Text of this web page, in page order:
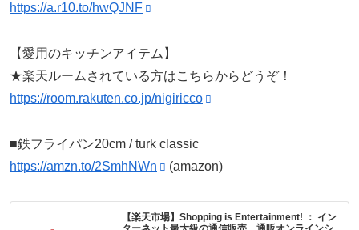
https://a.r10.to/hwQJNF
【愛用のキッチンアイテム】
★楽天ルームされている方はこちらからどうぞ！
https://room.rakuten.co.jp/nigiricco
■鉄フライパン20cm / turk classic
https://amzn.to/2SmhNWn
(amazon)
【楽天市場】Shopping is Entertainment! ： イン